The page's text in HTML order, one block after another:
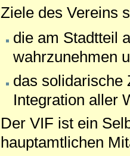
Ziele des Vereins
die am Stadtteil
wahrzunehmen
das solidarische
Integration aller
Der VIF ist ein
hauptamtlichen